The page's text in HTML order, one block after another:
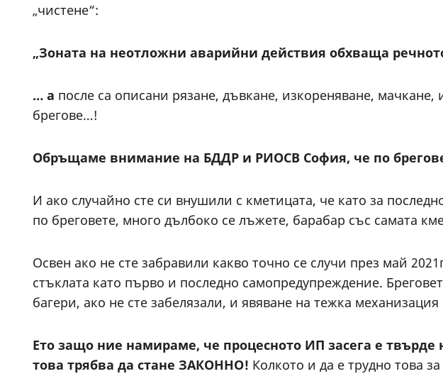
„чистене“:
„Зоната на неотложни аварийни действия обхваща
… а после са описани рязане, дъвкане, изкореняване,
брегове…!
Обръщаме внимание на БДДР и РИОСВ София, че по
И ако случайно сте си внушили с кметицата, че като за
по бреговете, много дълбоко се лъжете, барабар със самата
Освен ако не сте забравили какво точно се случи през май
стъклата като първо и последно самопредупреждение.
багери, ако не сте забелязали, и явяване на тежка
Ето защо ние намираме, че процесното ИП засега е
това трябва да стане ЗАКОННО! Колкото и да е трудно това